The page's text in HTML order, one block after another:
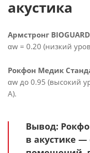
акустика
Армстронг
αw = 0.20 (низкий
Рокфон Медик
αw до 0.95 (высокий
A).
Вывод:
в акустике